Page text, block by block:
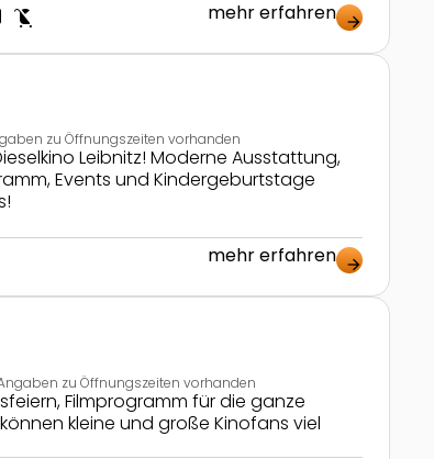
child_friendly mehr erfahren arrow_forward
zu Öffnungszeiten vorhanden
Leibnitz! Moderne Ausstattung,
Events und Kindergeburtstage
mehr erfahren arrow_forward
zu Öffnungszeiten vorhanden
Filmprogramm für die ganze
kleine und große Kinofans viel